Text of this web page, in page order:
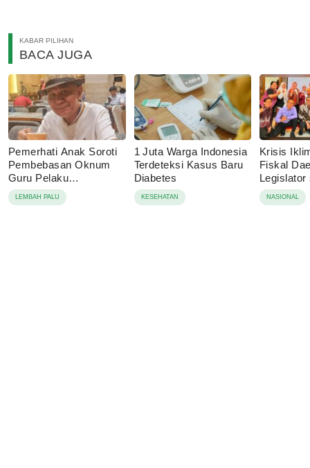
KABAR PILIHAN
BACA JUGA
Pemerhati Anak Soroti
Pembebasan Oknum
Guru Pelaku
Pencabulan, Desak
Proses Hukum
LEMBAH PALU
1 Juta Warga Indonesia
Terdeteksi Kasus Baru
Diabetes
KESEHATAN
Krisis
Fiskal
Legislator
Dorong
NASIONAL